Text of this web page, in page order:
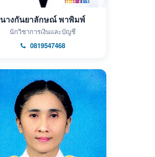
นางกันยาลักษณ์ พาพิมพ์
นักวิชาการเงินและบัญชี
0819547468